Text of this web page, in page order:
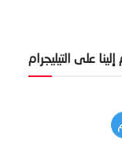
على التيليجرام